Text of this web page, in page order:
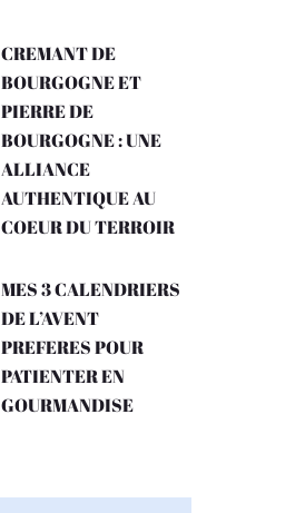
CREMANT DE
BOURGOGNE ET
PIERRE DE
BOURGOGNE : UNE
ALLIANCE
AUTHENTIQUE AU
COEUR DU TERROIR
MES 3 CALENDRIERS
DE L’AVENT
PREFERES POUR
PATIENTER EN
GOURMANDISE